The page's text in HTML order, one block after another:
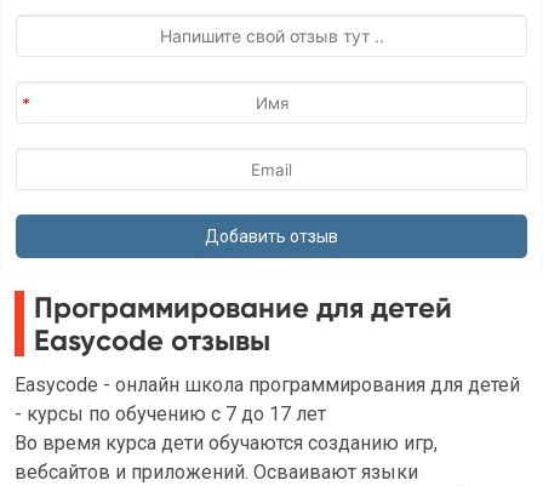
Программирование для детей
Easycode отзывы
Easycode - онлайн школа программирования для детей
- курсы по обучению с 7 до 17 лет
Во время курса дети обучаются созданию игр,
вебсайтов и приложений. Осваивают языки